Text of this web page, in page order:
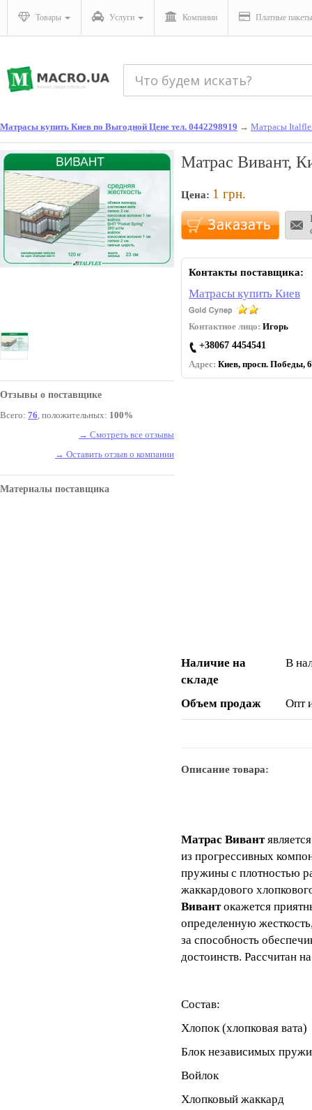
Товары Услуги Компании Платные пакеты
Матрасы купить Киев по Выгодной Цене тел. 0442298919 → Матрасы
Отзывы о поставщике
Всего: 76, положительных: 100%
→ Смотреть все отзывы
→ Оставить отзыв о компании
Материалы поставщика
Матрас Вивант,
Цена: 1 грн.
Контакты поставщика:
Матрасы купить Киев
Контактное лицо: Игорь
+38067 4454541
Адрес: Киев, просп. Победы,
Наличие на
складе
В
Объем продаж Опт
Описание товара:
Матрас Вивант
из прогрессивных
пружины с плотностью
жаккардового
Вивантокажется
определенную
за способность
достоинств. Рассчитан
Состав:
Хлопок (хлопковая вата)
Блок независимых
Войлок
Хлопковый жаккард